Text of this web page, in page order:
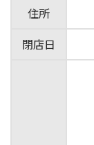
住所
閉店日